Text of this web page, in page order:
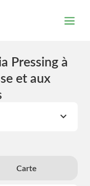
Pressing à
et aux
Carte